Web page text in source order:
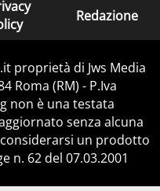
Redazione
proprietà di Jws Media
Roma (RM) - P.Iva
non è una testata
senza alcuna
un prodotto
n. 62 del 07.03.2001